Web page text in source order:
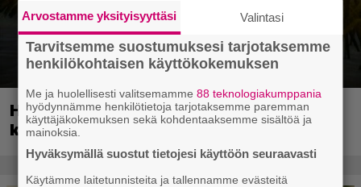
Huippusuosittu Soturikissat-kirjasarja
kääntyy videopeliksi
Arvostamme yksityisyyttäsi Valintasi
Tarvitsemme suostumuksesi tarjotaksemme
henkilökohtaisen käyttökokemuksen
Me ja huolellisesti valitsemamme88 teknologiakumppania
hyödynnämme henkilötietoja tarjotaksemme paremman
käyttäjäkokemuksen sekä kohdentaaksemme sisältöä ja
mainoksia.
Hyväksymällä suostut tietojesi käyttöön seuraavasti
Käytämme laitetunnisteita ja tallennamme evästeitä